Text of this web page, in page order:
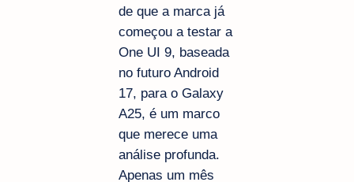
de que a marca já
começou a testar a
One UI 9, baseada
no futuro Android
17, para o Galaxy
A25, é um marco
que merece uma
análise profunda.
Apenas um mês